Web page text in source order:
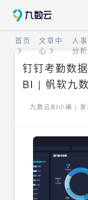
首页
文章中
心
人
分析
钉钉考勤数
BI | 帆软九
九数云BI小编 |